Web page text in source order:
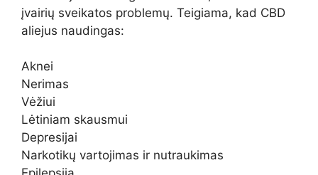
įvairių sveikatos problemų. Teigiama, kad CBD
aliejus naudingas:
Aknei
Nerimas
Vėžiui
Lėtiniam skausmui
Depresijai
Narkotikų vartojimas ir nutraukimas